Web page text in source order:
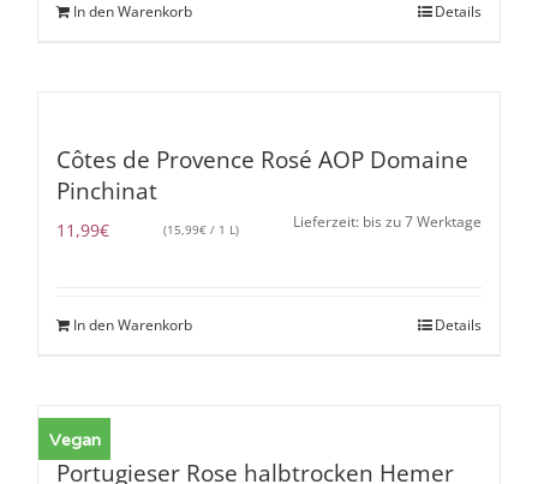
In den Warenkorb Details
Côtes de Provence Rosé AOP Domaine
Pinchinat
11,99€ (15,99€ / 1 L) Lieferzeit: bis zu 7 Werktage
In den Warenkorb Details
Vegan
Portugieser Rose halbtrocken Hemer